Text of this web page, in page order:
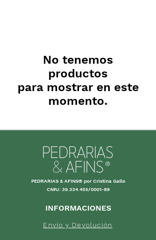
No tenemos
productos
para mostrar en este
momento.
PEDRARIAS & AFINS® por Cristina Gallo
CNPJ: 39.334.455/0001-89
INFORMACIONES
Envío y Devolución